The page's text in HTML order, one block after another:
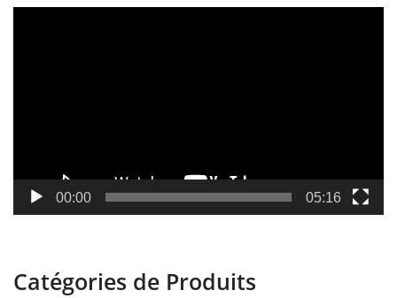
00:00 05:16
Catégories de Produits